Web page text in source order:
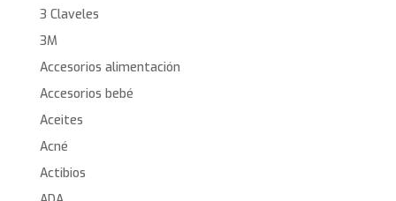
3 Claveles
3M
Accesorios alimentación
Accesorios bebé
Aceites
Acné
Actibios